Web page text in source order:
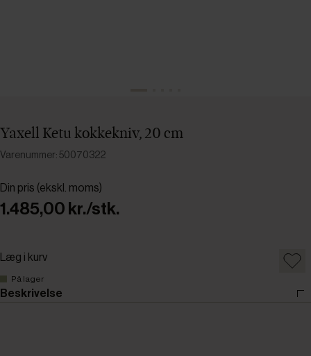
Yaxell Ketu kokkekniv, 20 cm
Varenummer: 50070322
Din pris (ekskl. moms)
1.485,00 kr./stk.
Læg i kurv
På lager
Beskrivelse